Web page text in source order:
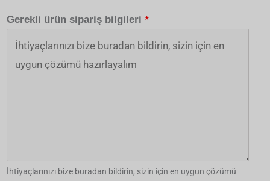
Gerekli ürün sipariş bilgileri *
İhtiyaçlarınızı bize buradan bildirin, sizin için en uygun çözümü